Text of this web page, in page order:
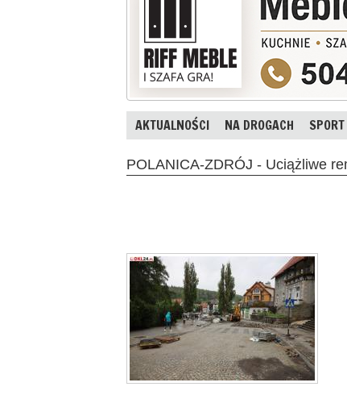
AKTUALNOŚCI NA DROGACH SPORT
POLANICA-ZDRÓJ - Uciążliwe